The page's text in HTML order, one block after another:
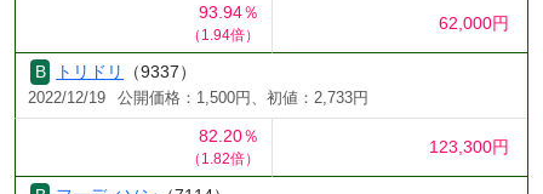
93.94％
（1.94倍）
62,000円
トリドリ （9337）
2022/12/19 公開価格：1,500円、初値：2,733円
82.20％
（1.82倍）
123,300円